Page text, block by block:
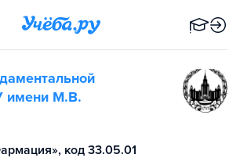
имени М.В.
код 33.05.01